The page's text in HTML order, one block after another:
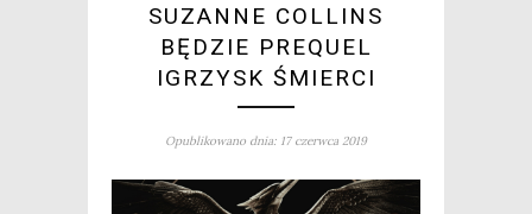
SUZANNE COLLINS
BĘDZIE PREQUEL
IGRZYSK ŚMIERCI
Opublikowano dnia: 17 czerwca 2019